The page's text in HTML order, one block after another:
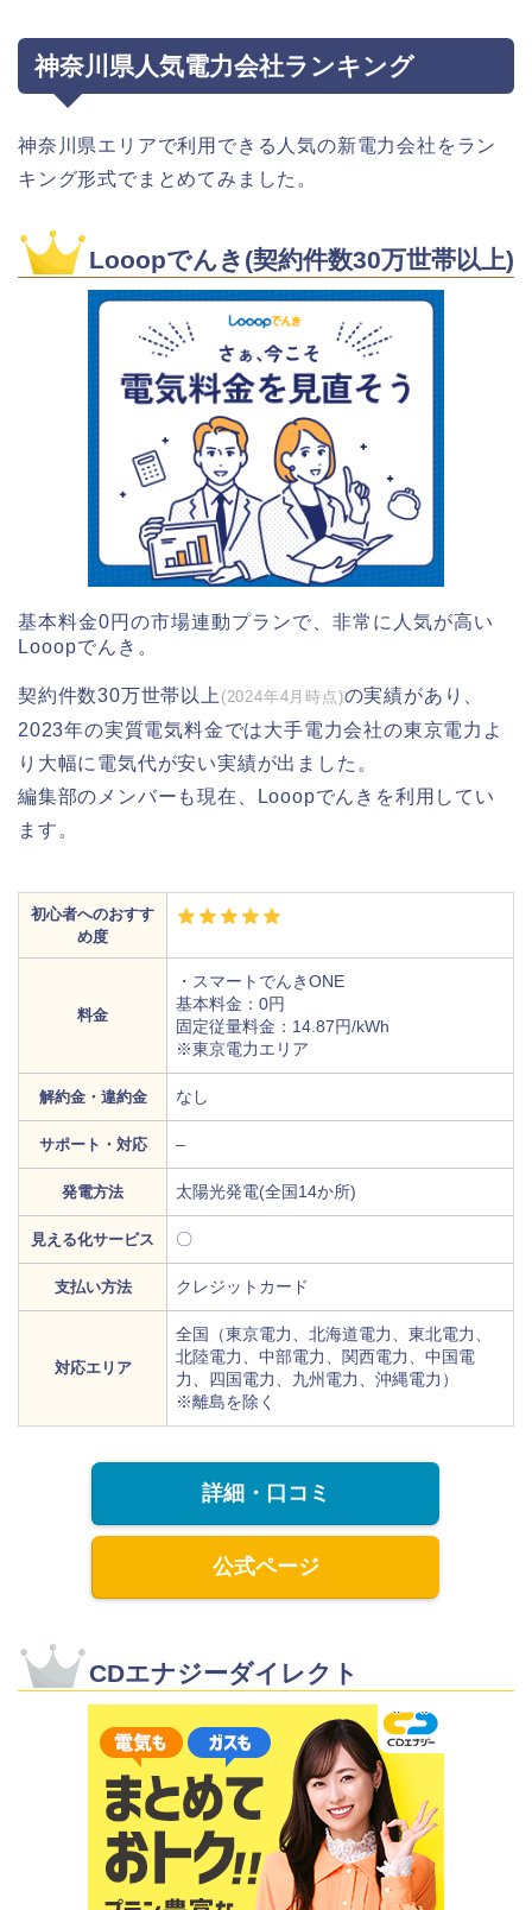
神奈川県人気電力会社ランキング
神奈川県エリアで利用できる人気の新電力会社をラン
キング形式でまとめてみました。
Looopでんき(契約件数30万世帯以上)
基本料金0円の市場連動プランで、非常に人気が高い
Looopでんき。
契約件数30万世帯以上 (2024年4月時点)の実績があり、
2023年の実質電気料金では大手電力会社の東京電力よ
り大幅に電気代が安い実績が出ました。
編集部のメンバーも現在、Looopでんきを利用してい
ます。
初心者へのおすす
め度
料金
・スマートでんきONE
基本料金：0円
固定従量料金：14.87円/kWh
※東京電力エリア
解約金・違約金 なし
サポート・対応 –
発電方法 太陽光発電(全国14か所)
見える化サービス 〇
支払い方法 クレジットカード
対応エリア
全国（東京電力、北海道電力、東北電力、
北陸電力、中部電力、関西電力、中国電
力、四国電力、九州電力、沖縄電力）
※離島を除く
詳細・口コミ
公式ページ
CDエナジーダイレクト